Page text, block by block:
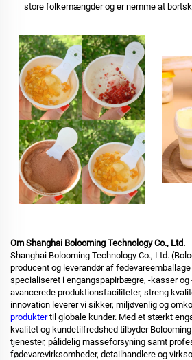
store folkemængder og er nemme at
Om Shanghai Bolooming Technology Co., Ltd.
Shanghai Bolooming Technology Co., Ltd.
producent og leverandør af
specialiseret i engangspapirbægre, -kasser og
avancerede produktionsfaciliteter, streng
innovation leverer vi sikker, miljøvenlig og
produktertil globale kunder. Med et stærkt
kvalitet og kundetilfredshed tilbyder
tjenester, pålidelig masseforsyning samt
fødevarevirksomheder, detailhandlere og